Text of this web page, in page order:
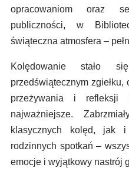
opracowaniom oraz
publiczności, w
świąteczna atmosfera –
Kolędowanie stało
przedświątecznym
przeżywania i
najważniejsze.
klasycznych kolęd, jak
rodzinnych spotkań –
emocje i wyjątkowy nastrój